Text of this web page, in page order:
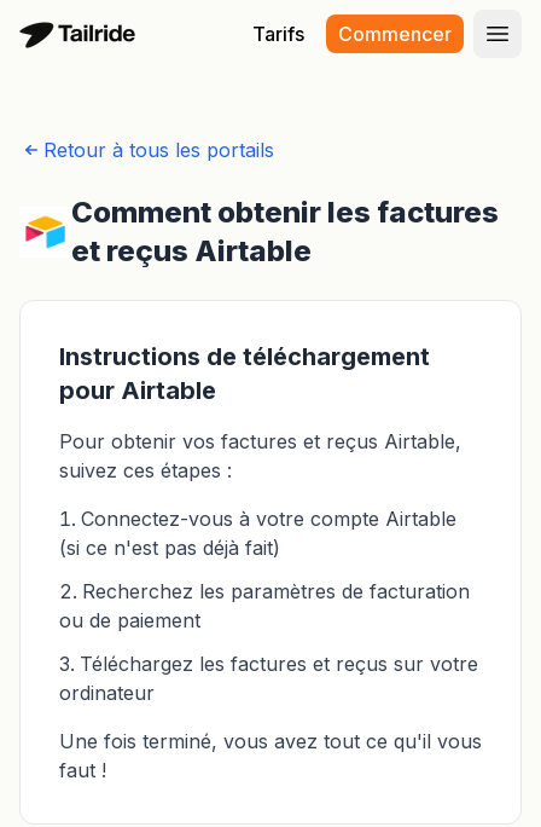
Tarifs Commencer
Retour à tous les portails
Comment obtenir les factures
et reçus Airtable
Instructions de téléchargement
pour Airtable
Pour obtenir vos factures et reçus Airtable,
suivez ces étapes :
Connectez-vous à votre compte Airtable
(si ce n'est pas déjà fait)
Recherchez les paramètres de facturation
ou de paiement
Téléchargez les factures et reçus sur votre
ordinateur
Une fois terminé, vous avez tout ce qu'il vous
faut !